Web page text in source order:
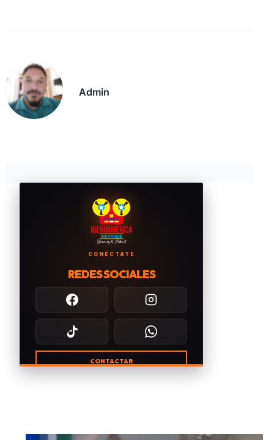
c
b
o
o
k
ail
p
n
e at m
Admin
CONÉCTATE
REDES SOCIALES
CONTACTAR